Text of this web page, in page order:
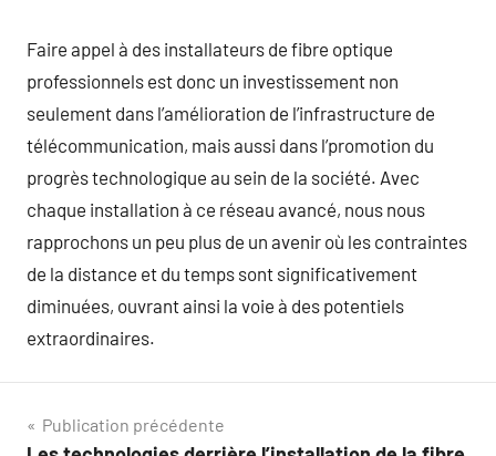
Faire appel à des installateurs de fibre optique
professionnels est donc un investissement non
seulement dans l’amélioration de l’infrastructure de
télécommunication, mais aussi dans l’promotion du
progrès technologique au sein de la société. Avec
chaque installation à ce réseau avancé, nous nous
rapprochons un peu plus de un avenir où les contraintes
de la distance et du temps sont significativement
diminuées, ouvrant ainsi la voie à des potentiels
extraordinaires.
Navigation
Publication précédente